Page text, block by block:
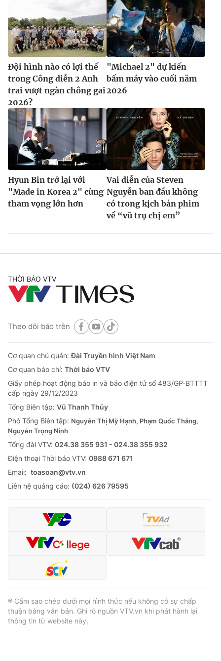
Đội hình nào có lợi thế
trong Công diễn 2 Anh
trai vượt ngàn chông gai
2026?
"Michael 2" dự kiến
bấm máy vào cuối năm
2026
Hyun Bin trở lại với
"Made in Korea 2" cùng
tham vọng lớn hơn
Vai diễn của Steven
Nguyễn ban đầu không
có trong kịch bản phim
về “vũ trụ chị em”
THỜI BÁO VTV
Theo dõi báo trên
Cơ quan chủ quản:Đài Truyền hình Việt Nam
Cơ quan báo chí: Thời báo VTV
Giấy phép hoạt động báo in và báo điện tử số 483/GP-BTTTT
cấp ngày 29/12/2023
Tổng Biên tập: Vũ Thanh Thủy
Phó Tổng Biên tập: Nguyễn Thị Mỹ Hạnh, Phạm Quốc Thắng,
Nguyễn Trọng Ninh
Tổng đài VTV: 024.38 355 931 - 024.38 355 932
Ðiện thoại Thời báo VTV: 0988 671 671
Email: toasoan@vtv.vn
Liên hệ quảng cáo: (024) 626 79595
® Cấm sao chép dưới mọi hình thức nếu không có sự chấp
thuận bằng văn bản. Ghi rõ nguồn VTV.vn khi phát hành lại
thông tin từ website này.